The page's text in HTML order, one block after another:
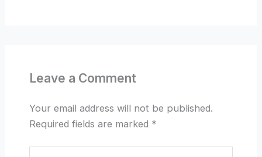
Leave a Comment
Your email address will not be published.
Required fields are marked *